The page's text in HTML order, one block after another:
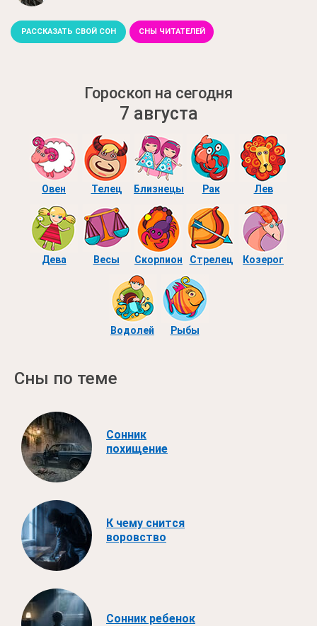
РАССКАЗАТЬ СВОЙ СОН СНЫ ЧИТАТЕЛЕЙ
Гороскоп на сегодня
7 августа
Овен Телец Близнецы Рак Лев
Дева Весы Скорпион Стрелец Козерог
Водолей Рыбы
Сны по теме
Сонник
похищение
К чему снится
воровство
Сонник ребенок